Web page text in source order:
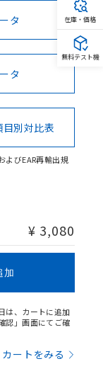
タ
タ
別対比表
よびEAR再輸出規
¥ 3,080
加
は、カートに追加
認」画面にてご確
カートをみる
在庫・価格
無料テスト機